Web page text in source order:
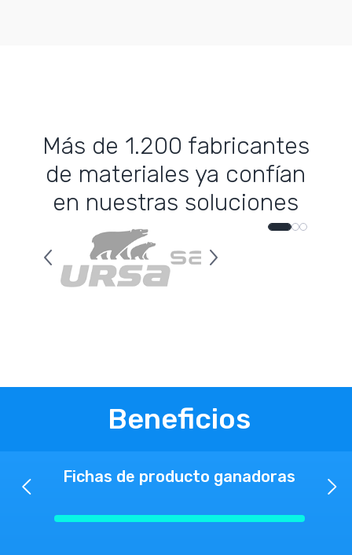
Más de 1.200 fabricantes
de materiales ya confían
en nuestras soluciones
Beneficios
Fichas de producto ganadoras